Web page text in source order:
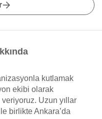
kutlamak
ekibi olarak
Uzun yıllar
birlikte Ankara’da